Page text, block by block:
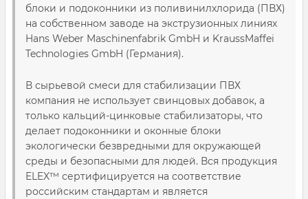
блоки и подоконники из поливинилхлорида (ПВХ)
на собственном заводе на экструзионных линиях
Hans Weber Maschinenfabrik GmbH и KraussMaffei
Technologies GmbH (Германия).
В сырьевой смеси для стабилизации ПВХ
компания не использует свинцовых добавок, а
только кальций-цинковые стабилизаторы, что
делает подоконники и оконные блоки
экологически безвредными для окружающей
среды и безопасными для людей. Вся продукция
ELEX™ сертифицируется на соответствие
российским стандартам и является